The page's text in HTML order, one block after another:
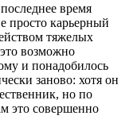
время
просто карьерный
тяжелых
возможно
и понадобилось
заново: хотя он
но по
это совершенно